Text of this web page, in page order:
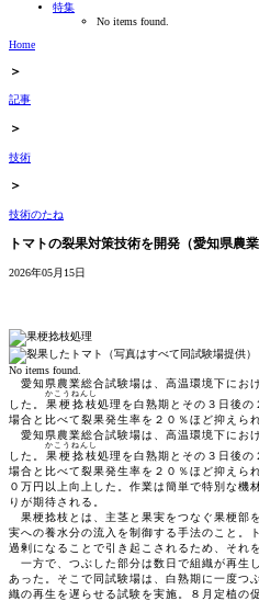
特集
No items found.
Home
＞
記事
＞
技術
＞
技術のたね
トマトの裂果対策技術を開発（愛知県農業
2026年05月15日
No items found.
愛知県農業総合試験場は、高温環境下にお
した。 果梗捻枝
かこうねんし
処理を白熟期とその３日後の
場合と比べて裂果発生率を２０％ほど抑えら
愛知県農業総合試験場は、高温環境下にお
した。 果梗捻枝
かこうねんし
処理を白熟期とその３日後の
場合と比べて裂果発生率を２０％ほど抑えら
０万円以上向上した。作業は簡単で特別な機
りが期待される。
果梗捻枝とは、主茎と果実をつなぐ果梗部
実への養水分の流入を制御する手法のこと。
過剰になることで引き起こされるため、それ
一方で、つぶした部分は数日で組織が再生
あった。そこで同試験場は、白熟期に一度つ
織の再生を遅らせる試験を実施。８月定植の